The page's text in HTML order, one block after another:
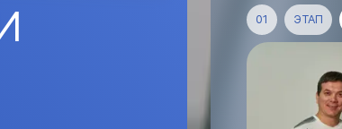
01 ЭТАП